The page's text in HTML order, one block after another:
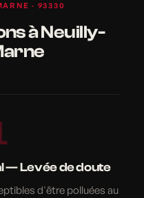
· 93330
à Neuilly-
— Levée de doute
d'être polluées au